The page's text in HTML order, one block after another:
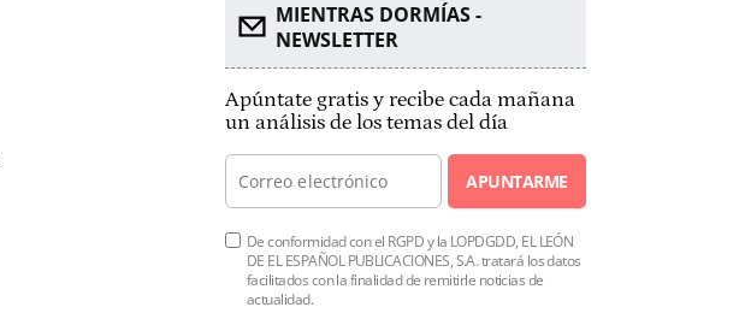
MIENTRAS DORMÍAS -
NEWSLETTER
Apúntate gratis y recibe cada mañana
un análisis de los temas del día
APUNTARME
De conformidad con el RGPD y la LOPDGDD, EL LEÓN
DE EL ESPAÑOL PUBLICACIONES, S.A. tratará los datos
facilitados con la finalidad de remitirle noticias de
actualidad.